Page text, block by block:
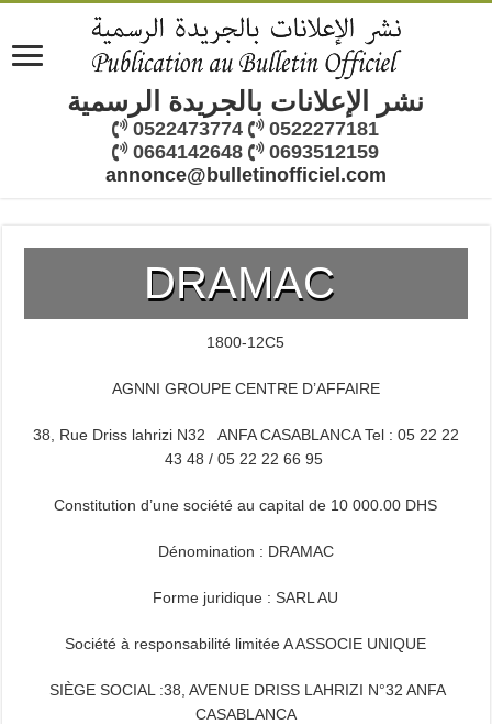
نشر الإعلانات بالجريدة الرسمية
0522473774
0522277181
0664142648
0693512159
annonce@bulletinofficiel.com
DRAMAC
1800-12C5
AGNNI GROUPE CENTRE D’AFFAIRE
38, Rue Driss lahrizi N32 ANFA CASABLANCA Tel : 05 22 22
43 48 / 05 22 22 66 95
Constitution d’une société au capital de 10 000.00 DHS
Dénomination : DRAMAC
Forme juridique : SARL AU
Société à responsabilité limitée A ASSOCIE UNIQUE
SIÈGE SOCIAL :38, AVENUE DRISS LAHRIZI N°32 ANFA
CASABLANCA